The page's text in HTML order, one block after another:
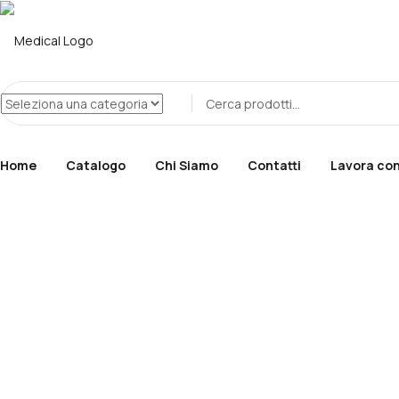
Home Catalogo Chi Siamo Contatti Lavora